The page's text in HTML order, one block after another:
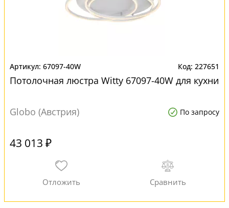
67097-40W 227651
Потолочная люстра Witty 67097-40W для кухни
Globo (Австрия) По запросу
43 013 ₽